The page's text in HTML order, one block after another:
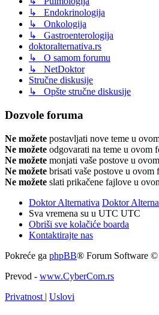
↳ Endokrinologija
↳ Onkologija
↳ Gastroenterologija
doktoralternativa.rs
↳ O samom forumu
↳ NetDoktor
Stručne diskusije
↳ Opšte stručne diskusije
Dozvole foruma
Ne možete postavljati nove teme u
Ne možete odgovarati na teme u ovom
Ne možete monjati vaše postove u
Ne možete brisati vaše postove u ovom
Ne možete slati prikačene fajlove u
Doktor Alternativa Doktor
Sva vremena su u UTC UTC
Obriši sve kolačiće boarda
Kontaktirajte nas
Pokreće ga phpBB® Forum Software
Prevod - www.CyberCom.rs
Privatnost | Uslovi